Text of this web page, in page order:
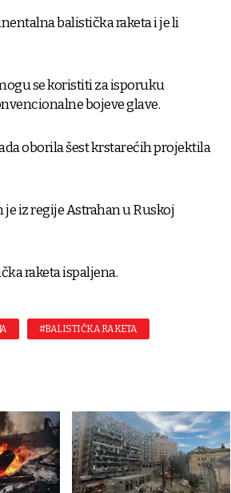
balistička raketa i je li
se koristiti za isporuku
bojeve glave.
oborila šest krstarećih projektila
iz regije Astrahan u Ruskoj
raketa ispaljena.
#BALISTIČKA RAKETA